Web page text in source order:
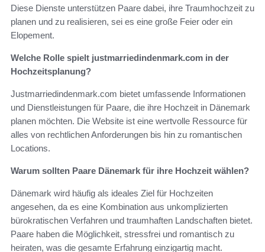
Diese Dienste unterstützen Paare dabei, ihre Traumhochzeit zu
planen und zu realisieren, sei es eine große Feier oder ein
Elopement.
Welche Rolle spielt justmarriedindenmark.com in der
Hochzeitsplanung?
Justmarriedindenmark.com bietet umfassende Informationen
und Dienstleistungen für Paare, die ihre Hochzeit in Dänemark
planen möchten. Die Website ist eine wertvolle Ressource für
alles von rechtlichen Anforderungen bis hin zu romantischen
Locations.
Warum sollten Paare Dänemark für ihre Hochzeit wählen?
Dänemark wird häufig als ideales Ziel für Hochzeiten
angesehen, da es eine Kombination aus unkomplizierten
bürokratischen Verfahren und traumhaften Landschaften bietet.
Paare haben die Möglichkeit, stressfrei und romantisch zu
heiraten, was die gesamte Erfahrung einzigartig macht.